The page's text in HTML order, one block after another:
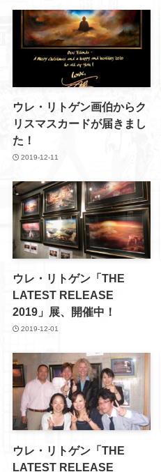
ウレ・リトゲン画伯からク
リスマスカードが届きまし
た！
2019-12-11
ウレ・リトゲン「THE
LATEST RELEASE
2019」展、開催中！
2019-12-01
ウレ・リトゲン「THE
LATEST RELEASE